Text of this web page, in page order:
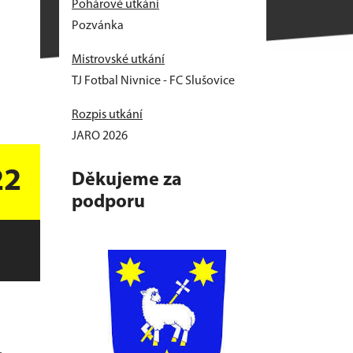
Pohárové utkání
Pozvánka
Mistrovské utkání
TJ Fotbal Nivnice - FC Slušovice
Rozpis utkání
JARO 2026
Děkujeme za
podporu